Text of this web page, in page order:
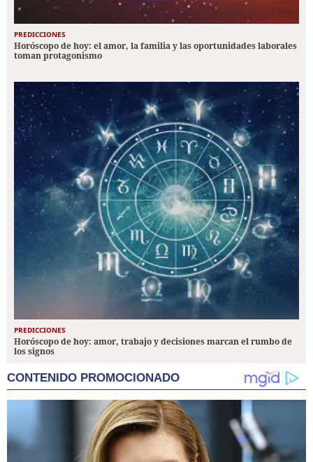
PREDICCIONES
Horóscopo de hoy: el amor, la familia y las oportunidades laborales
toman protagonismo
PREDICCIONES
Horóscopo de hoy: amor, trabajo y decisiones marcan el rumbo de
los signos
CONTENIDO PROMOCIONADO